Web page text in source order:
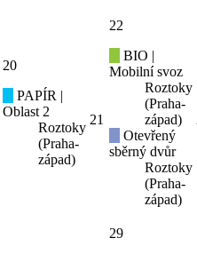
20
PAPÍR |
Oblast 2
Roztoky
(Praha-
západ)
21
22
BIO |
Mobilní svoz
Roztoky
(Praha-
západ)
Otevřený
sběrný dvůr
Roztoky
(Praha-
západ)
29